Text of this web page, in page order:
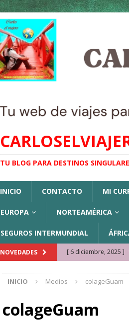
TU BLOG PARA DESTINOS
INICIO CONTACTO MI
EUROPA NORTEAMÉRICA
SEGUROS INTERMUNDIAL
NOVEDADES [ 6 diciembre, 2025 ]
KAZAJISTÁN
INICIO Medios colageGuam
colageGuam